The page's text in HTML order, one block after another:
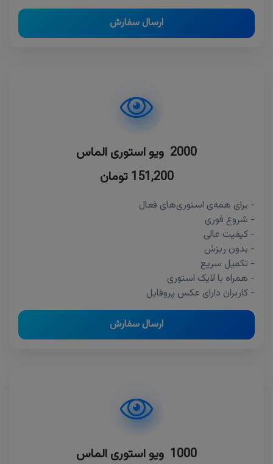
ارسال سفارش
2000 ویو استوری الماس
151,200 تومان
- برای همه‌ی استوری‌های فعال
- شروع فوری
- کیفیت عالی
- بدون ریزش
- تکمیل سریع
- همراه با لایک استوری
- کاربران دارای عکس پروفایل
ارسال سفارش
1000 ویو استوری الماس